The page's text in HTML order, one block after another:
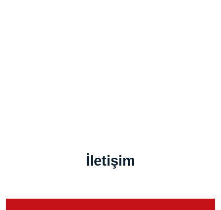
İletişim